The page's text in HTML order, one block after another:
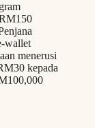
wallet
menerusi
kepada